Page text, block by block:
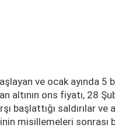
ve ocak ayında 5
altının ons fiyatı, 28
başlattığı saldırılar ve
misillemeleri sonrası